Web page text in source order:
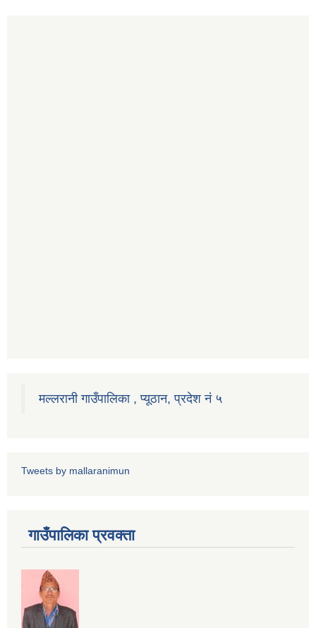
मल्लरानी गाउँपालिका , प्यूठान, प्रदेश नं ५
Tweets by mallaranimun
गाउँपालिका प्रवक्ता